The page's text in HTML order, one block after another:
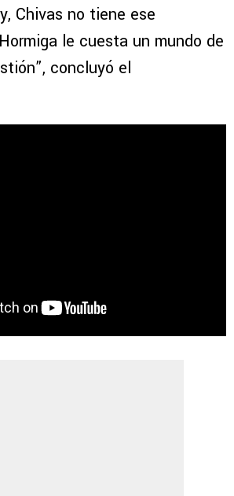
Chivas no tiene ese
le cuesta un mundo de
concluyó el